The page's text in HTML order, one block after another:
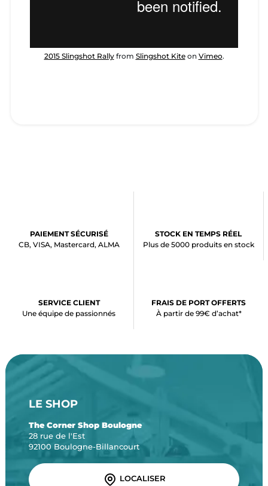
2015 Slingshot Rallyfrom Slingshot Kiteon Vimeo.
PAIEMENT SÉCURISÉ
CB, VISA, Mastercard, ALMA
STOCK EN TEMPS RÉEL
Plus de 5000 produits en stock
SERVICE CLIENT
Une équipe de passionnés
FRAIS DE PORT OFFERTS
À partir de 99€ d’achat*
LE SHOP
The Corner Shop Boulogne
28 rue de l'Est
92100 Boulogne-Billancourt
LOCALISER